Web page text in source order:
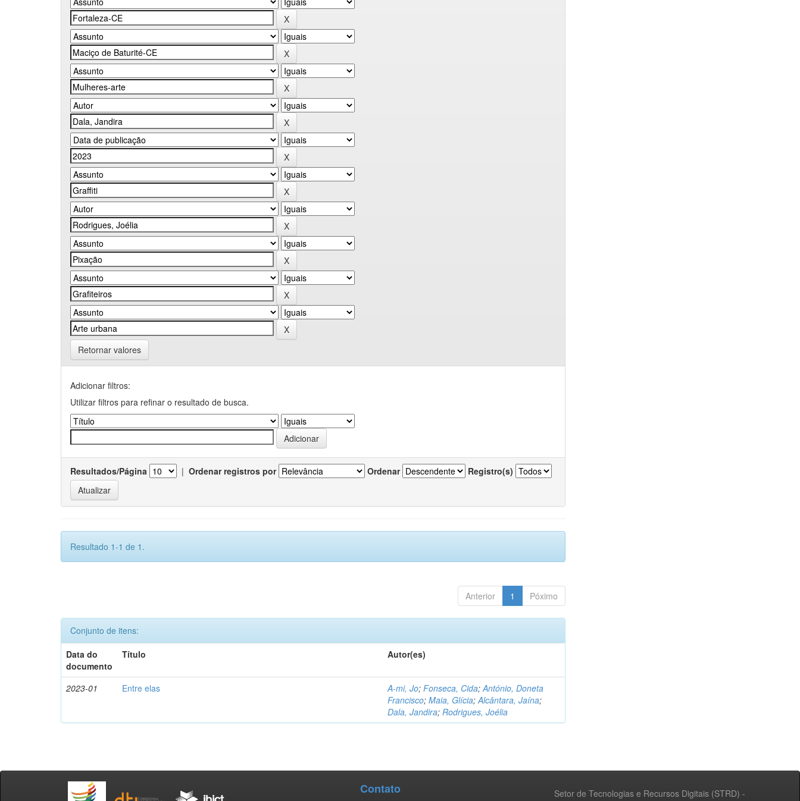
Retornar valores
Adicionar filtros:
Utilizar filtros para refinar o resultado de busca.
Resultados/Página | Ordenar registros por Ordenar Registro(s)
Resultado 1-1 de 1.
Anterior 1 Póximo
Conjunto de itens:
Data do
documento
Título Autor(es)
2023-01 Entre elas A-mi, Jo;Fonseca, Cida;António, Doneta
Francisco;Maia, Glícia;Alcântara, Jaína;
Dala, Jandira;Rodrigues, Joélia
Setor de Tecnologias e Recursos Digitais (STRD) -
Contato